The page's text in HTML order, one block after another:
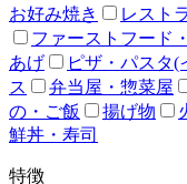
お好み焼き
レスト
ファーストフード
あげ
ピザ・パスタ(
ス
弁当屋・惣菜屋
の・ご飯
揚げ物
鮮丼・寿司
特徴